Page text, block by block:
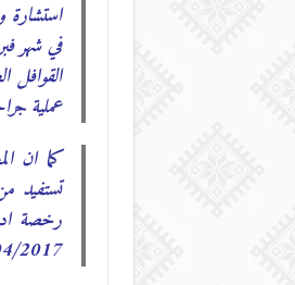
عملية جراحية و
2017 .